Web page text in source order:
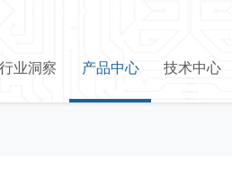
行业洞察 产品中心 技术中心